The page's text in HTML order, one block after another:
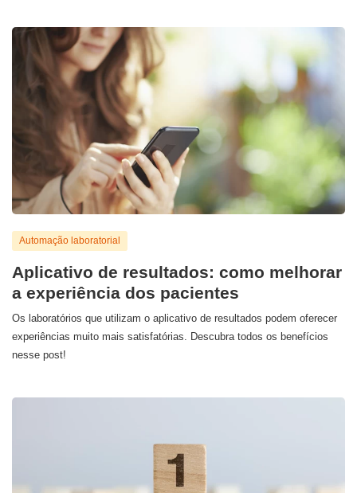
Automação laboratorial
Aplicativo de resultados: como melhorar
a experiência dos pacientes
Os laboratórios que utilizam o aplicativo de resultados podem oferecer
experiências muito mais satisfatórias. Descubra todos os benefícios
nesse post!